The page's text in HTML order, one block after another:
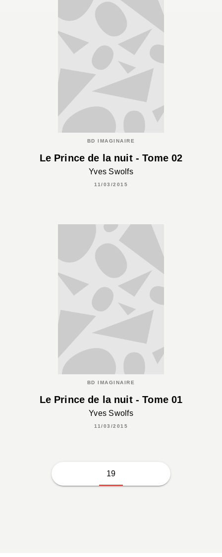
BD IMAGINAIRE
Le Prince de la nuit - Tome 02
Yves Swolfs
11/03/2015
BD IMAGINAIRE
Le Prince de la nuit - Tome 01
Yves Swolfs
11/03/2015
19